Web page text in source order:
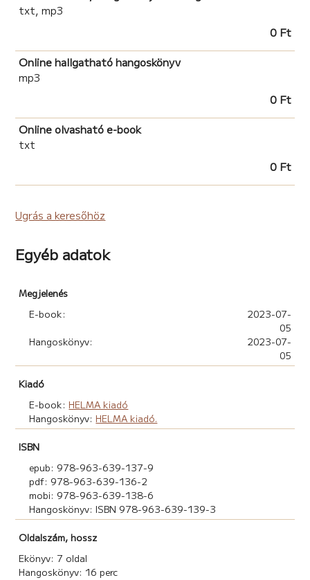
txt, mp3
0 Ft
Online hallgatható hangoskönyv
mp3
0 Ft
Online olvasható e-book
txt
0 Ft
Ugrás a keresőhöz
Egyéb adatok
Megjelenés
E-book:
2023-07-
05
Hangoskönyv:
2023-07-
05
Kiadó
E-book: HELMA kiadó
Hangoskönyv: HELMA kiadó.
ISBN
epub: 978-963-639-137-9
pdf: 978-963-639-136-2
mobi: 978-963-639-138-6
Hangoskönyv: ISBN 978-963-639-139-3
Oldalszám, hossz
Ekönyv: 7 oldal
Hangoskönyv: 16 perc